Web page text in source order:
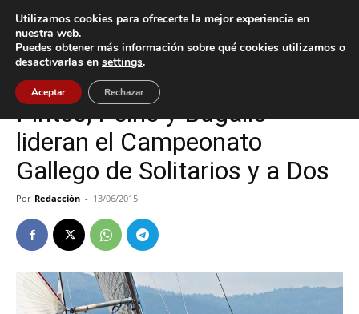
Inicio Baiona
Baiona
Pintos, Peinó y Bugallo
lideran el Campeonato
Gallego de Solitarios y a Dos
Por Redacción - 13/06/2015
Utilizamos cookies para ofrecerte la mejor experiencia en
nuestra web.
Puedes obtener más información sobre qué cookies utilizamos o
desactivarlas en settings.
Aceptar Rechazar